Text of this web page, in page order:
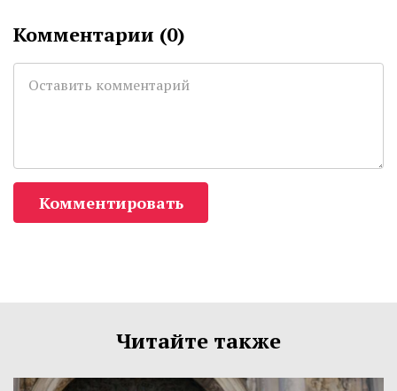
Комментарии (0)
Комментировать
Читайте также